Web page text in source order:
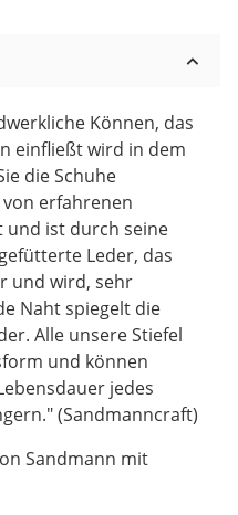
Können, das
einfließt wird in dem
die Schuhe
erfahrenen
und ist durch seine
Leder, das
und wird, sehr
Naht spiegelt die
Alle unsere Stiefel
und können
jedes
(Sandmanncraft)
Sandmann mit